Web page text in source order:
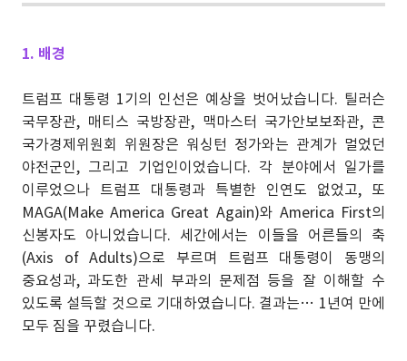
1. 배경
트럼프 대통령 1기의 인선은 예상을 벗어났습니다. 틸러슨
국무장관, 매티스 국방장관, 맥마스터 국가안보보좌관, 콘
국가경제위원회 위원장은 워싱턴 정가와는 관계가 멀었던
야전군인, 그리고 기업인이었습니다. 각 분야에서 일가를
이루었으나 트럼프 대통령과 특별한 인연도 없었고, 또
MAGA(Make America Great Again)와 America First의
신봉자도 아니었습니다. 세간에서는 이들을 어른들의 축
(Axis of Adults)으로 부르며 트럼프 대통령이 동맹의
중요성과, 과도한 관세 부과의 문제점 등을 잘 이해할 수
있도록 설득할 것으로 기대하였습니다. 결과는… 1년여 만에
모두 짐을 꾸렸습니다.